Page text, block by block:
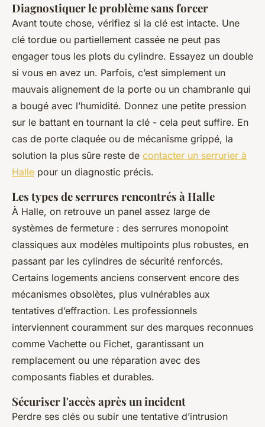
Diagnostiquer le problème sans forcer
Avant toute chose, vérifiez si la clé est intacte. Une
clé tordue ou partiellement cassée ne peut pas
engager tous les plots du cylindre. Essayez un double
si vous en avez un. Parfois, c’est simplement un
mauvais alignement de la porte ou un chambranle qui
a bougé avec l’humidité. Donnez une petite pression
sur le battant en tournant la clé - cela peut suffire. En
cas de porte claquée ou de mécanisme grippé, la
solution la plus sûre reste de contacter un serrurier à
Halle pour un diagnostic précis.
Les types de serrures rencontrés à Halle
À Halle, on retrouve un panel assez large de
systèmes de fermeture : des serrures monopoint
classiques aux modèles multipoints plus robustes, en
passant par les cylindres de sécurité renforcés.
Certains logements anciens conservent encore des
mécanismes obsolètes, plus vulnérables aux
tentatives d’effraction. Les professionnels
interviennent couramment sur des marques reconnues
comme Vachette ou Fichet, garantissant un
remplacement ou une réparation avec des
composants fiables et durables.
Sécuriser l'accès après un incident
Perdre ses clés ou subir une tentative d’intrusion